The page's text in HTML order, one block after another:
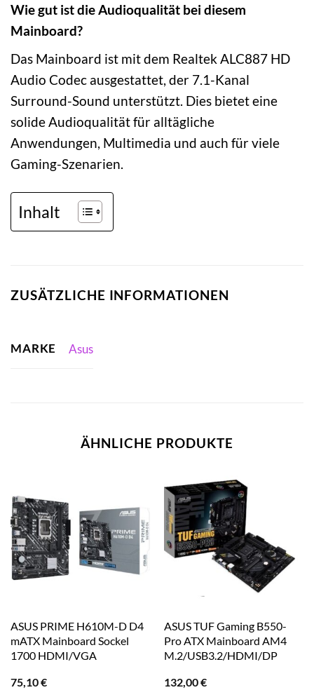
Wie gut ist die Audioqualität bei diesem
Mainboard?
Das Mainboard ist mit dem Realtek ALC887 HD
Audio Codec ausgestattet, der 7.1-Kanal
Surround-Sound unterstützt. Dies bietet eine
solide Audioqualität für alltägliche
Anwendungen, Multimedia und auch für viele
Gaming-Szenarien.
Inhalt
ZUSÄTZLICHE INFORMATIONEN
MARKE Asus
ÄHNLICHE PRODUKTE
ASUS PRIME H610M-D D4
mATX Mainboard Sockel
1700 HDMI/VGA
75,10€
ASUS TUF Gaming B550-
Pro ATX Mainboard AM4
M.2/USB3.2/HDMI/DP
132,00€